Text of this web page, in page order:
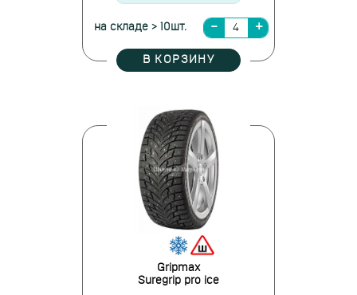
на складе > 10шт.
В КОРЗИНУ
Gripmax
Suregrip pro ice